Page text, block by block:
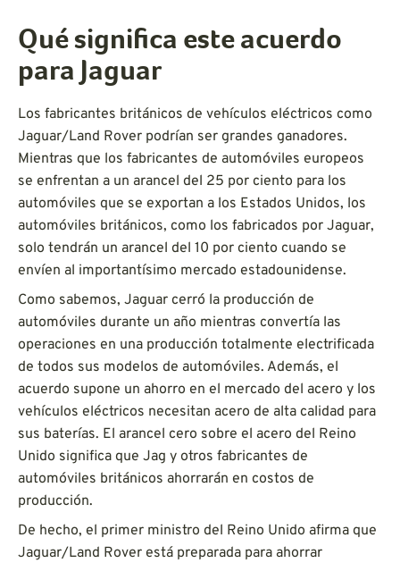
Qué significa este acuerdo
para Jaguar
Los fabricantes británicos de vehículos eléctricos como
Jaguar/Land Rover podrían ser grandes ganadores.
Mientras que los fabricantes de automóviles europeos
se enfrentan a un arancel del 25 por ciento para los
automóviles que se exportan a los Estados Unidos, los
automóviles británicos, como los fabricados por Jaguar,
solo tendrán un arancel del 10 por ciento cuando se
envíen al importantísimo mercado estadounidense.
Como sabemos, Jaguar cerró la producción de
automóviles durante un año mientras convertía las
operaciones en una producción totalmente electrificada
de todos sus modelos de automóviles. Además, el
acuerdo supone un ahorro en el mercado del acero y los
vehículos eléctricos necesitan acero de alta calidad para
sus baterías. El arancel cero sobre el acero del Reino
Unido significa que Jag y otros fabricantes de
automóviles británicos ahorrarán en costos de
producción.
De hecho, el primer ministro del Reino Unido afirma que
Jaguar/Land Rover está preparada para ahorrar